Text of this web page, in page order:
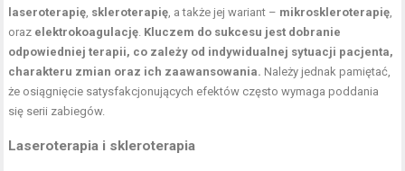
laseroterapię skleroterapię , a także jej wariant – mikroskleroterapię
oraz elektrokoagulację Kluczem do sukcesu jest dobranie
odpowiedniej terapii, co zależy od indywidualnej sytuacji pacjenta,
charakteru zmian oraz ich zaawansowania. Należy jednak pamiętać,
że osiągnięcie satysfakcjonujących efektów często wymaga poddania
się serii zabiegów.
Laseroterapia i skleroterapia